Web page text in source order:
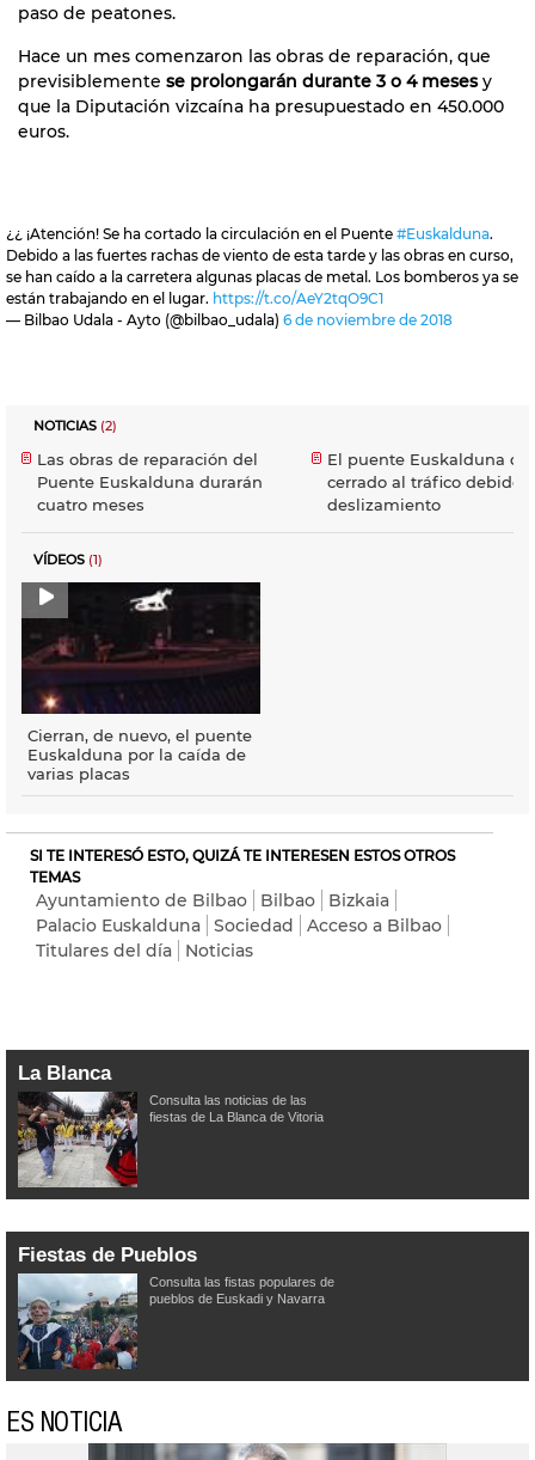
paso de peatones.
Hace un mes comenzaron las obras de reparación, que
previsiblemente se prolongarán durante 3 o 4 mesesy
que la Diputación vizcaína ha presupuestado en 450.000
euros.
¿¿ ¡Atención! Se ha cortado la circulación en el Puente #Euskalduna.
Debido a las fuertes rachas de viento de esta tarde y las obras en curso,
se han caído a la carretera algunas placas de metal. Los bomberos ya se
están trabajando en el lugar. https://t.co/AeY2tqO9C1
— Bilbao Udala - Ayto (@bilbao_udala) 6 de noviembre de 2018
NOTICIAS (2)
Las obras de reparación del
Puente Euskalduna durarán
cuatro meses
El puente Euskalduna de
cerrado al tráfico debido
deslizamiento
VÍDEOS (1)
Cierran, de nuevo, el puente
Euskalduna por la caída de
varias placas
SI TE INTERESÓ ESTO, QUIZÁ TE INTERESEN ESTOS OTROS
TEMAS
Ayuntamiento de Bilbao Bilbao
Bizkaia
Palacio Euskalduna
Sociedad
Acceso a Bilbao
Titulares del día
Noticias
La Blanca
Consulta las noticias de las
fiestas de La Blanca de Vitoria
Fiestas de Pueblos
Consulta las fistas populares de
pueblos de Euskadi y Navarra
ES NOTICIA